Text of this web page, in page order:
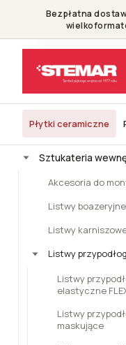
Bezpłatna
Płytki ceramiczne
Stemar - Symbol
KATEGORIE
Płytki ceramiczne
Sztukateria
Akcesoria do
Listwy boazeryjne
Listwy
Listwy
Listwy
elastyczne
Listwy
maskujące